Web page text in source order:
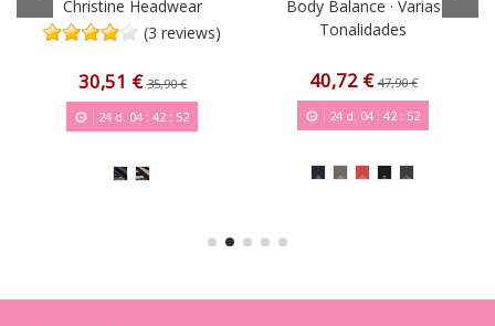
Christine Headwear
(3 reviews)
30,51 €35,90 €
24d. 04: 42: 51
Body Balance · Varias
Tonalidades
40,72 €47,90 €
24d. 04: 42: 51